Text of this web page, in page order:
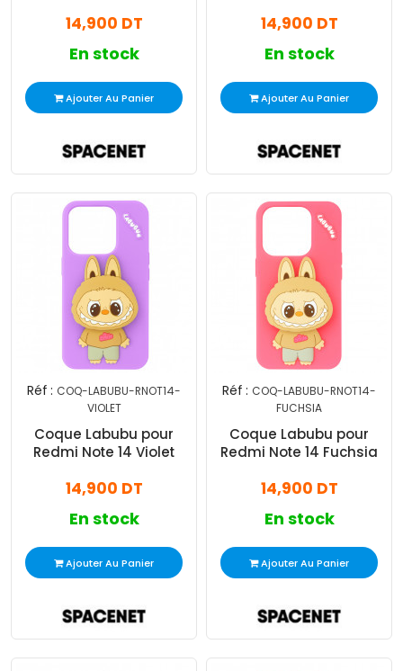
14,900 DT
En stock
Ajouter Au Panier
14,900 DT
En stock
Ajouter Au Panier
Réf : COQ-LABUBU-RNOT14-
VIOLET
Coque Labubu pour
Redmi Note 14 Violet
14,900 DT
En stock
Ajouter Au Panier
Réf : COQ-LABUBU-RNOT14-
FUCHSIA
Coque Labubu pour
Redmi Note 14 Fuchsia
14,900 DT
En stock
Ajouter Au Panier